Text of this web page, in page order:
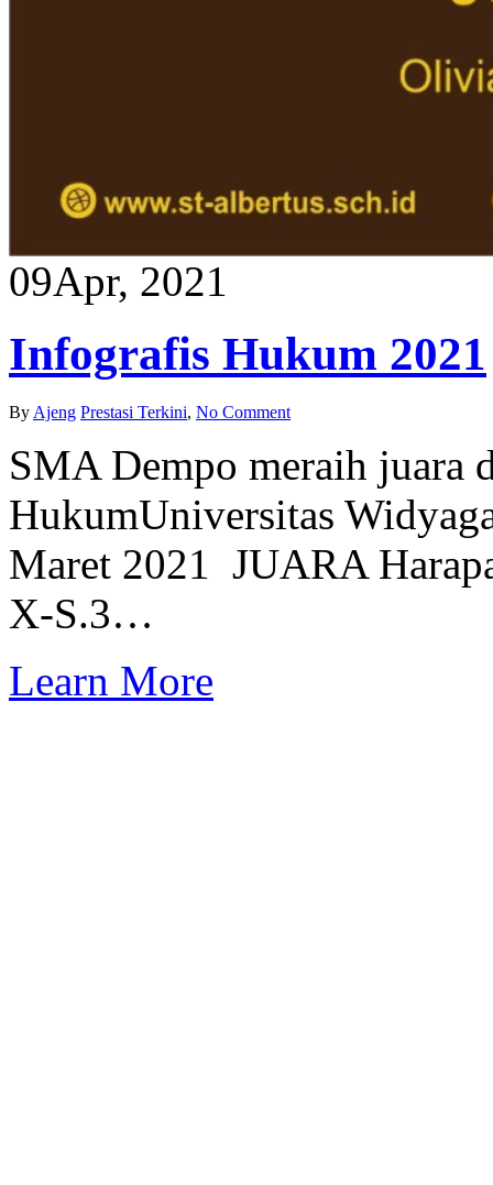
09Apr, 2021
Infografis Hukum 2021
By Ajeng Prestasi Terkini, No Comment
SMA Dempo meraih juara
HukumUniversitas
Maret 2021 JUARA
X-S.3…
Learn More